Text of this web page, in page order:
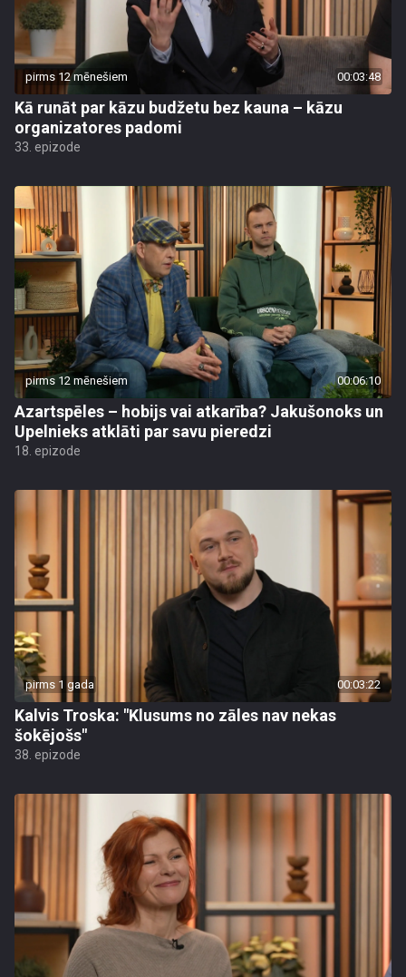
pirms 12 mēnešiem 00:03:48
Kā runāt par kāzu budžetu bez kauna – kāzu
organizatores padomi
33. epizode
pirms 12 mēnešiem 00:06:10
Azartspēles – hobijs vai atkarība? Jakušonoks un
Upelnieks atklāti par savu pieredzi
18. epizode
pirms 1 gada 00:03:22
Kalvis Troska: "Klusums no zāles nav nekas
šokējošs"
38. epizode